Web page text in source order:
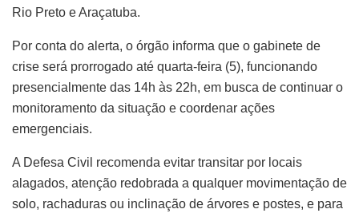
Rio Preto e Araçatuba.
Por conta do alerta, o órgão informa que o gabinete de
crise será prorrogado até quarta-feira (5), funcionando
presencialmente das 14h às 22h, em busca de continuar o
monitoramento da situação e coordenar ações
emergenciais.
A Defesa Civil recomenda evitar transitar por locais
alagados, atenção redobrada a qualquer movimentação de
solo, rachaduras ou inclinação de árvores e postes, e para